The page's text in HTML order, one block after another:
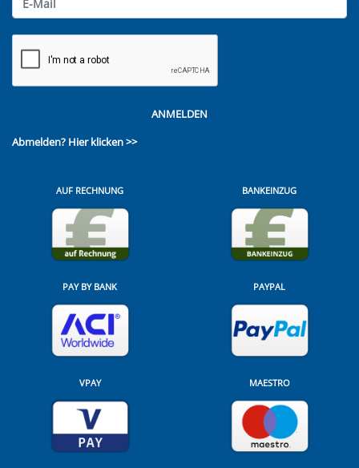
ANMELDEN
Abmelden? Hier klicken >>
AUF RECHNUNG BANKEINZUG
PAY BY BANK PAYPAL
VPAY MAESTRO